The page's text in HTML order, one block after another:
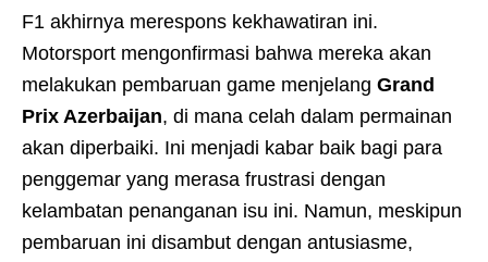
F1 akhirnya merespons kekhawatiran ini.
Motorsport mengonfirmasi bahwa mereka akan
melakukan pembaruan game menjelang Grand
Prix Azerbaijan, di mana celah dalam permainan
akan diperbaiki. Ini menjadi kabar baik bagi para
penggemar yang merasa frustrasi dengan
kelambatan penanganan isu ini. Namun, meskipun
pembaruan ini disambut dengan antusiasme,